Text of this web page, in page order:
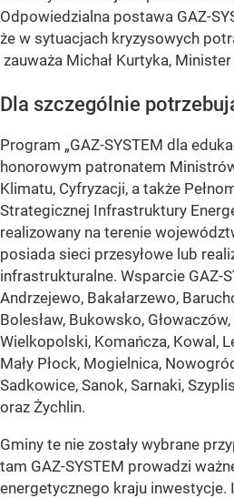
Odpowiedzialna postawa GAZ-
że w sytuacjach kryzysowych
zauważa Michał Kurtyka,
Dla szczególnie
Program „GAZ-SYSTEM dla
honorowym patronatem
Klimatu, Cyfryzacji, a także
Strategicznej Infrastruktury
realizowany na terenie
posiada sieci przesyłowe lub
infrastrukturalne. Wsparcie GAZ-
Andrzejewo, Bakałarzewo,
Bolesław, Bukowsko,
Wielkopolski, Komańcza, Kowal,
Mały Płock, Mogielnica,
Sadkowice, Sanok, Sarnaki,
oraz Żychlin.
Gminy te nie zostały wybrane
tam GAZ-SYSTEM prowadzi
energetycznego kraju inwestycje.